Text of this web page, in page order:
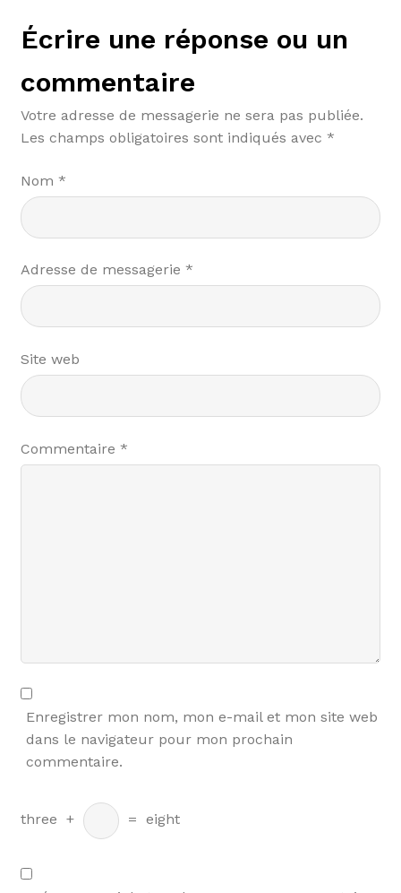
Écrire une réponse ou un
commentaire
Votre adresse de messagerie ne sera pas publiée.
Les champs obligatoires sont indiqués avec *
Nom *
Adresse de messagerie *
Site web
Commentaire *
Enregistrer mon nom, mon e-mail et mon site web
dans le navigateur pour mon prochain
commentaire.
three + = eight